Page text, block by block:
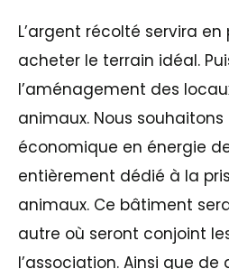
L’argent récolté servira
acheter le terrain idéal.
l’aménagement des
animaux. Nous
économique en énergie
entièrement dédié à la
animaux. Ce bâtiment
autre où seront conjoint
l’association. Ainsi que de